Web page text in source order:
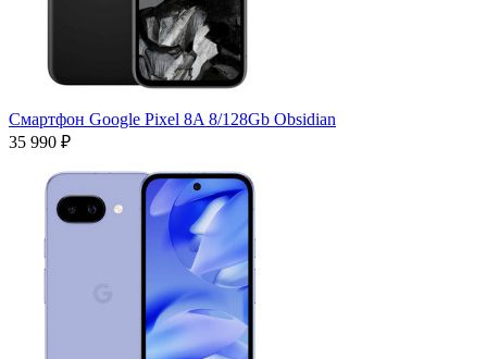
Смартфон Google Pixel 8A 8/128Gb Obsidian
35 990 ₽